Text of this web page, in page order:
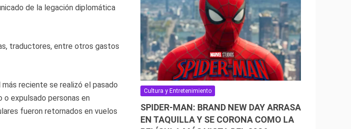
de la legación diplomática
traductores, entre otros gastos
reciente se realizó el pasado
expulsado personas en
fueron retornados en vuelos
Cultura y Entretenimiento
SPIDER-MAN: BRAND NEW DAY ARRASA
EN TAQUILLA Y SE CORONA COMO LA